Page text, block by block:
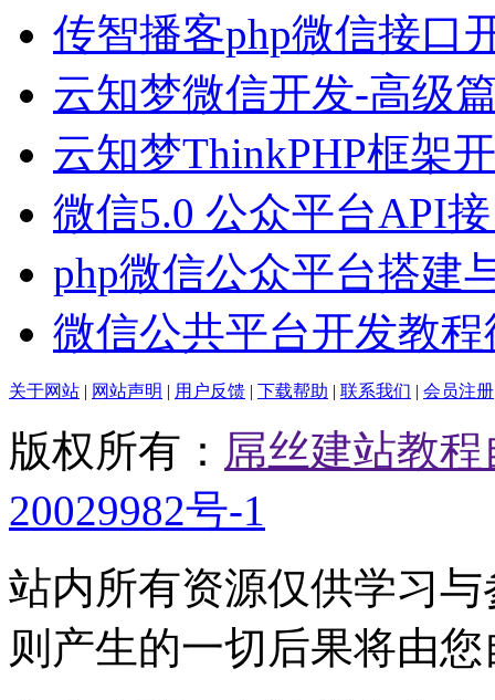
传智播客php微信接口
云知梦微信开发-高级
云知梦ThinkPHP框架
微信5.0 公众平台API
php微信公众平台搭建
微信公共平台开发教程
关于网站 | 网站声明 | 用户反馈 | 下载帮助 | 联系我们 | 会员注册
版权所有： 屌丝建站教
20029982号-1
站内所有资源仅供学习
则产生的一切后果将由